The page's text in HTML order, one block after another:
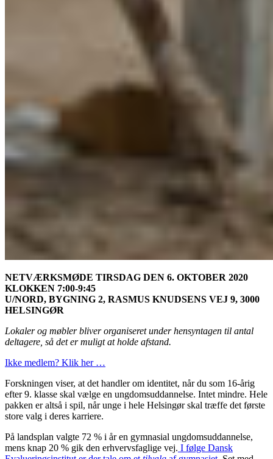
NETVÆRKSMØDE TIRSDAG DEN 6. OKTOBER 2020
KLOKKEN 7:00-9:45
U/NORD, BYGNING 2, RASMUS KNUDSENS VEJ 9, 3000
HELSINGØR
Lokaler og møbler bliver organiseret under hensyntagen til antal
deltagere, så det er muligt at holde afstand.
Ikke medlem? Klik her …
Forskningen viser, at det handler om identitet, når du som 16-årig
efter 9. klasse skal vælge en ungdomsuddannelse. Intet mindre. Hele
pakken er altså i spil, når unge i hele Helsingør skal træffe det første
store valg i deres karriere.
På landsplan valgte 72 % i år en gymnasial ungdomsuddannelse,
mens knap 20 % gik den erhvervsfaglige vej. I følge Dansk